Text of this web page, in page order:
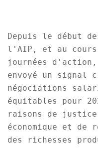
Depuis le début
l'AIP, et au
journées
envoyé un signal
négociations
équitables pour
raisons de
économique et
des richesses